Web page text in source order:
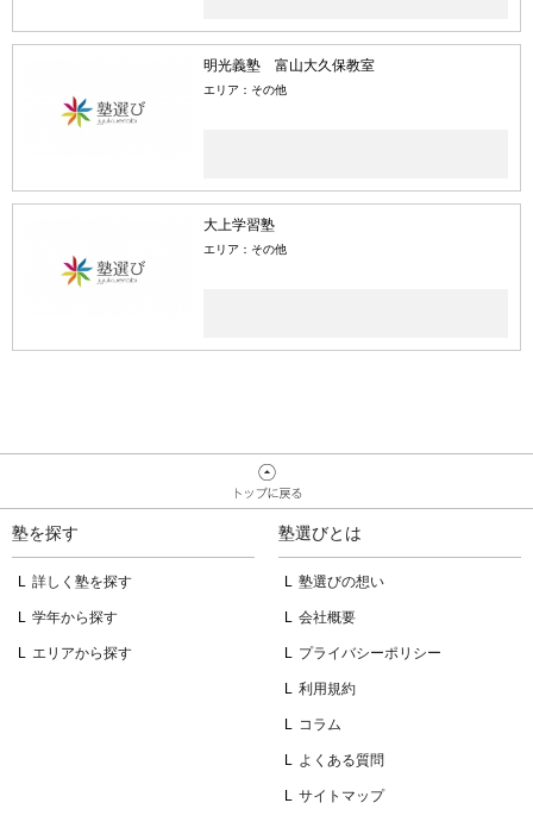
明光義塾 富山大久保教室
エリア：その他
大上学習塾
エリア：その他
塾を探す
詳しく塾を探す
学年から探す
エリアから探す
塾選びとは
塾選びの想い
会社概要
プライバシーポリシー
利用規約
コラム
よくある質問
サイトマップ